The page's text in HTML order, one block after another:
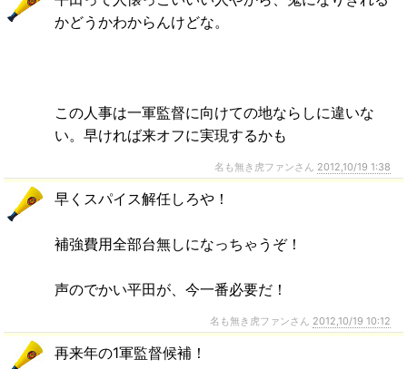
かどうかわからんけどな。
この人事は一軍監督に向けての地ならしに違いな
い。早ければ来オフに実現するかも
名も無き虎ファンさん 2012,10/19 1:38
早くスパイス解任しろや！
補強費用全部台無しになっちゃうぞ！
声のでかい平田が、今一番必要だ！
名も無き虎ファンさん 2012,10/19 10:12
再来年の1軍監督候補！